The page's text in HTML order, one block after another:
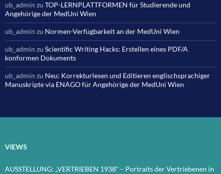
ub_admin zu TOP-LERNPLATTFORMEN für Studierende und
Angehörige der MedUni Wien
ub_admin zu Normen-Verfügbarkeit an der MedUni Wien
ub_admin zu Scientific Writing Hacks: Erstellen eines PDF/A
konformen Dokuments
ub_admin zu Neu: Korrekturlesen und Editieren englischsprachiger
Manuskripte via ENAGO für Angehörige der MedUni Wien
VIEWS
AUSSTELLUNG: „VERTRIEBEN 1938“ – Portraits der Vertriebenen in